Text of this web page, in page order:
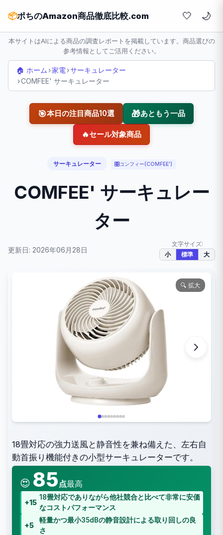
📦ポちのAmazon商品徹底比較.com 🤍
本サイトはAIによる商品の調査レポートを掲載しています。商品選びの
参考情報としてご活用ください。
🏠 ホーム ›家電›サーキュレーター
›COMFEE' サーキュレーター
🎯本日の注目商品10選 🎁あともう一品
🔥セール対象商品
サーキュレーター 🎛️コンフィー(COMFEE')
COMFEE' サーキュレー
ター
更新日: 2026年06月28日
文字サイズ:
小 標準 大
🔍 拡大
18畳対応の強力送風と静音性を兼ね備えた、左右自
動首振り機能付きの小型サーキュレーターです。
😍 85 点最高
+15
18畳対応でありながら他社競合と比べて非常に安価
なコストパフォーマンス
+5
軽量かつ最小35dBの静音設計による取り回しの良
さ